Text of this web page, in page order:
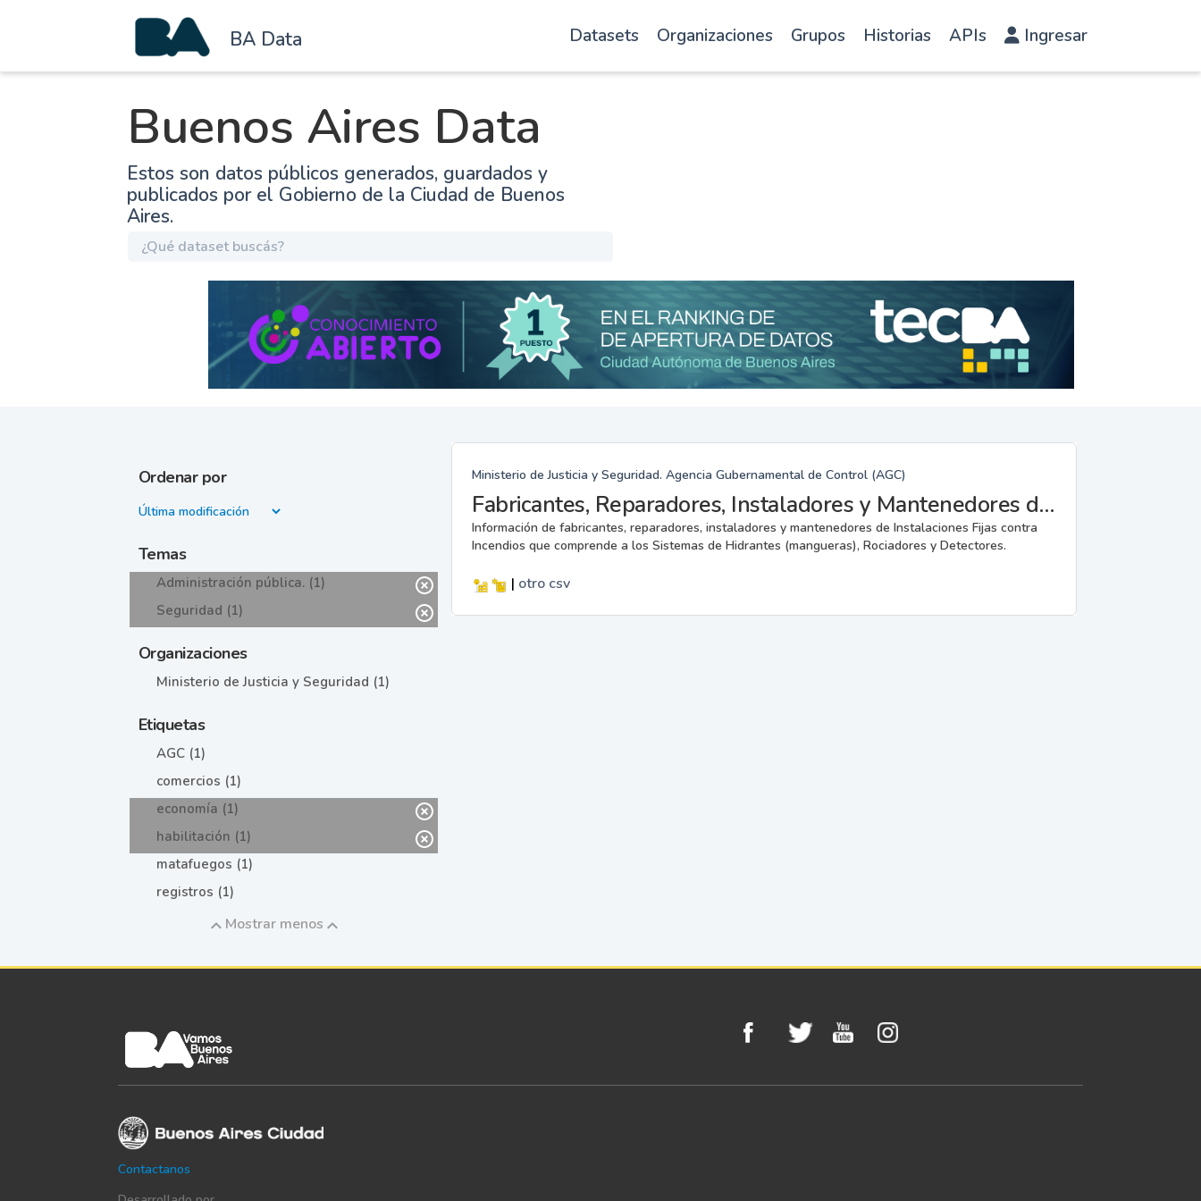
BA Data Datasets Organizaciones Grupos Historias APIs Ingresar
Buenos Aires Data
Estos son datos públicos generados, guardados y
publicados por el Gobierno de la Ciudad de Buenos
Aires.
Ordenar por
Temas
Administración pública. (1)
Seguridad (1)
Organizaciones
Ministerio de Justicia y Seguridad (1)
Etiquetas
AGC (1)
comercios (1)
economía (1)
habilitación (1)
matafuegos (1)
registros (1)
Mostrar menos
Ministerio de Justicia y Seguridad. Agencia Gubernamental de Control (AGC)
Fabricantes, Reparadores, Instaladores y Mantenedores de Instalaciones Fijas contra Incendios.
Información de fabricantes, reparadores, instaladores y mantenedores de Instalaciones Fijas contra
Incendios que comprende a los Sistemas de Hidrantes (mangueras), Rociadores y Detectores.
| otro csv
Contactanos